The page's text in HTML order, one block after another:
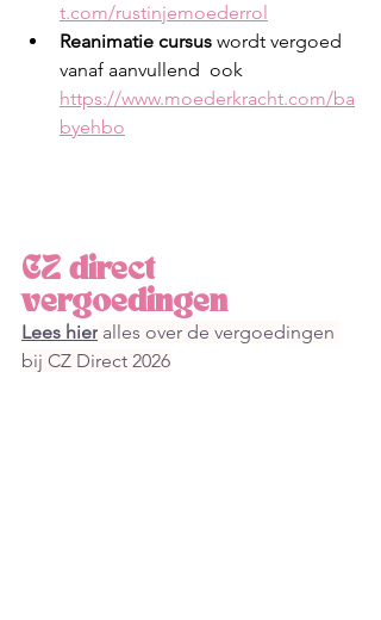
t.com/rustinjemoederrol
Reanimatie cursus wordt vergoed
vanaf aanvullend  ook
https://www.moederkracht.com/ba
byehbo
CZ direct
vergoedingen
Lees hier alles over de vergoedingen
bij CZ Direct 2026